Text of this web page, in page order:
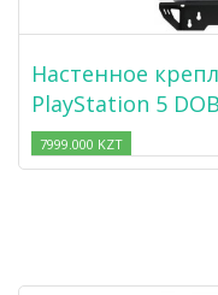
Настенное
PlayStation 5
7999.000 KZT